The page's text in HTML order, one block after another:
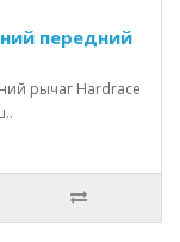
передний
рычаг Hardrace